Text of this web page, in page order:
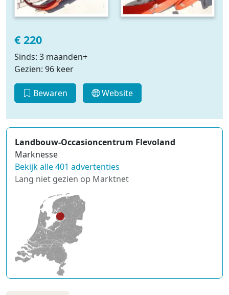
€ 220
Sinds: 3 maanden+
Gezien: 96 keer
Bewaren Website
Landbouw-Occasioncentrum Flevoland
Marknesse
Bekijk alle 401 advertenties
Lang niet gezien op Marktnet